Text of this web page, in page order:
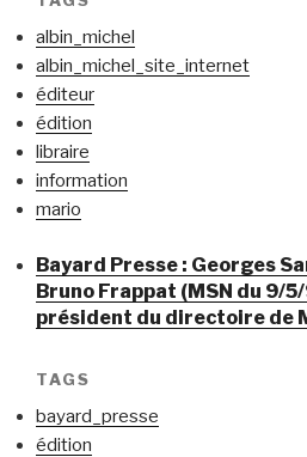
albin_michel
albin_michel_site_internet
éditeur
édition
libraire
information
mario
Bayard Presse : Georges
Bruno Frappat (MSN du 9/
président du directoire de
TAGS
bayard_presse
édition